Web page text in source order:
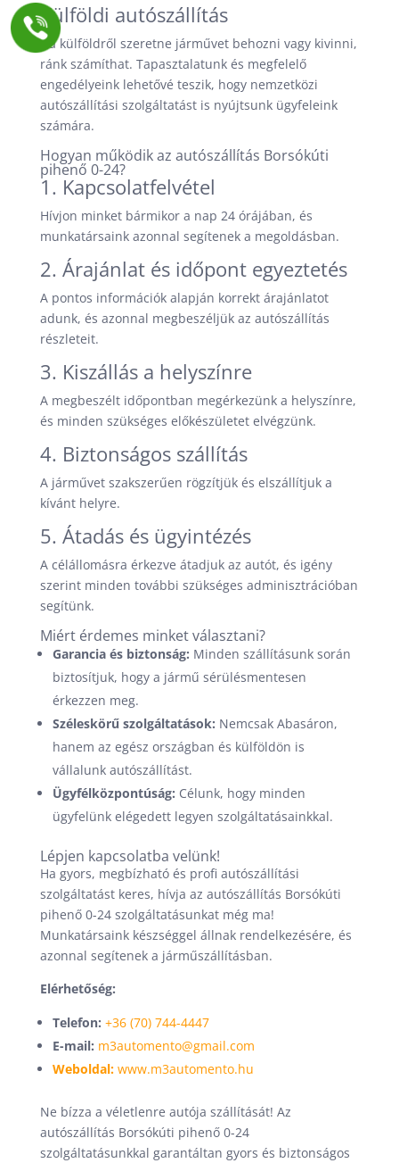
Külföldi autószállítás
Ha külföldről szeretne járművet behozni vagy kivinni,
ránk számíthat. Tapasztalatunk és megfelelő
engedélyeink lehetővé teszik, hogy nemzetközi
autószállítási szolgáltatást is nyújtsunk ügyfeleink
számára.
Hogyan működik az autószállítás Borsókúti
pihenő 0-24?
1. Kapcsolatfelvétel
Hívjon minket bármikor a nap 24 órájában, és
munkatársaink azonnal segítenek a megoldásban.
2. Árajánlat és időpont egyeztetés
A pontos információk alapján korrekt árajánlatot
adunk, és azonnal megbeszéljük az autószállítás
részleteit.
3. Kiszállás a helyszínre
A megbeszélt időpontban megérkezünk a helyszínre,
és minden szükséges előkészületet elvégzünk.
4. Biztonságos szállítás
A járművet szakszerűen rögzítjük és elszállítjuk a
kívánt helyre.
5. Átadás és ügyintézés
A célállomásra érkezve átadjuk az autót, és igény
szerint minden további szükséges adminisztrációban
segítünk.
Miért érdemes minket választani?
Garancia és biztonság: Minden szállításunk során
biztosítjuk, hogy a jármű sérülésmentesen
érkezzen meg.
Széleskörű szolgáltatások: Nemcsak Abasáron,
hanem az egész országban és külföldön is
vállalunk autószállítást.
Ügyfélközpontúság: Célunk, hogy minden
ügyfelünk elégedett legyen szolgáltatásainkkal.
Lépjen kapcsolatba velünk!
Ha gyors, megbízható és profi autószállítási
szolgáltatást keres, hívja az autószállítás Borsókúti
pihenő 0-24 szolgáltatásunkat még ma!
Munkatársaink készséggel állnak rendelkezésére, és
azonnal segítenek a járműszállításban.
Elérhetőség:
Telefon: +36 (70) 744-4447
E-mail: m3automento@gmail.com
Weboldal:www.m3automento.hu
Ne bízza a véletlenre autója szállítását! Az
autószállítás Borsókúti pihenő 0-24
szolgáltatásunkkal garantáltan gyors és biztonságos